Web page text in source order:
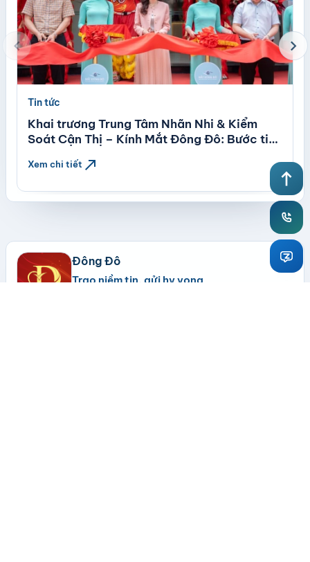
Tin tức
Khai trương Trung Tâm Nhãn Nhi & Kiểm
Soát Cận Thị – Kính Mắt Đông Đô: Bước tiến
chuẩn quốc tế
Xem chi tiết north_east
chevron_left chevron_right
Đông Đô
Trao niềm tin, gửi hy vọng
north